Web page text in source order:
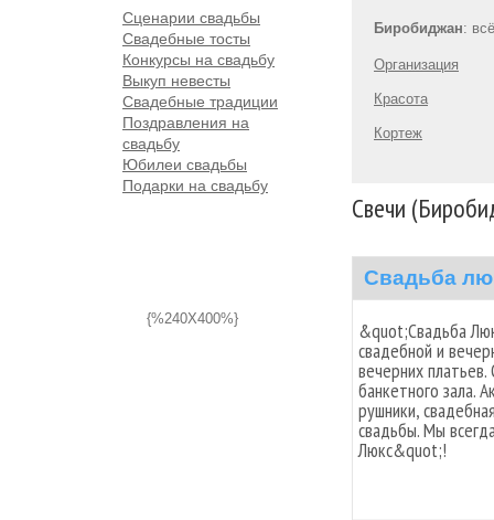
Сценарии свадьбы
Свадебные тосты
Конкурсы на свадьбу
Выкуп невесты
Свадебные традиции
Поздравления на
свадьбу
Юбилеи свадьбы
Подарки на свадьбу
{%240X400%}
Биробиджан:
Организация
Красота
Кортеж
Свечи
Свадьба
&quot;Свадьба
свадебной и
вечерних
банкетного зала.
рушники,
свадьбы. Мы
Люкс&quot;!